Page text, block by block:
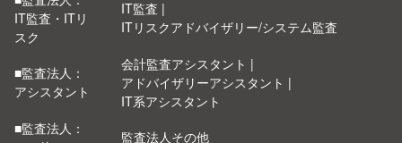
IT監査・ITリ
スク
IT監査
ITリスクアドバイザリー/システム監査
■監査法人：
アシスタント
会計監査アシスタント
アドバイザリーアシスタント
IT系アシスタント
■監査法人：
監査法人その他